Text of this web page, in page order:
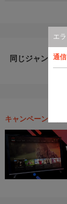
エ
通
同じジャンルの
キャンペーン・お